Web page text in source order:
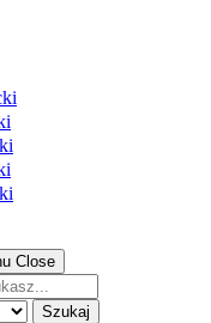
Close
Szukaj